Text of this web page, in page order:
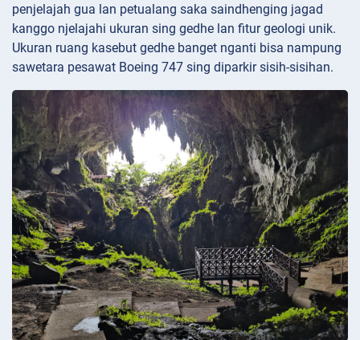
penjelajah gua lan petualang saka saindhenging jagad
kanggo njelajahi ukuran sing gedhe lan fitur geologi unik.
Ukuran ruang kasebut gedhe banget nganti bisa nampung
sawetara pesawat Boeing 747 sing diparkir sisih-sisihan.